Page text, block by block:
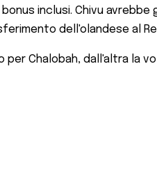
inclusi. Chivu
dell'olandese al
Chalobah, dall'altra la